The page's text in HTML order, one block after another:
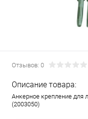
Отзывов: 0
Описание товара:
Анкерное крепление для
(2003050)